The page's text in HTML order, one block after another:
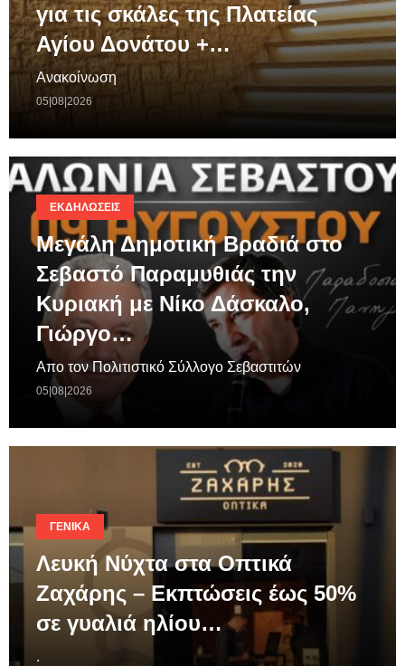
για τις σκάλες της Πλατείας
Αγίου Δονάτου +…
Ανακοίνωση
05|08|2026
ΕΚΔΗΛΏΣΕΙΣ
Μεγάλη Δημοτική Βραδιά στο
Σεβαστό Παραμυθιάς την
Κυριακή με Νίκο Δάσκαλο,
Γιώργο…
Απο τον Πολιτιστικό Σύλλογο Σεβαστιτών
05|08|2026
ΓΕΝΙΚΆ
Λευκή Νύχτα στα Οπτικά
Ζαχάρης – Εκπτώσεις έως 50%
σε γυαλιά ηλίου…
.